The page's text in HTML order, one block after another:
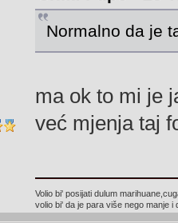
Normalno da je
ma ok to mi je
već mjenja taj
Volio bi' posijati dulum
volio bi' da je para više nego manje